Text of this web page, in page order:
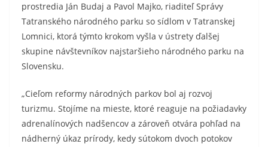
prostredia Ján Budaj a Pavol Majko, riaditeľ Správy
Tatranského národného parku so sídlom v Tatranskej
Lomnici, ktorá týmto krokom vyšla v ústrety ďalšej
skupine návštevníkov najstaršieho národného parku na
Slovensku.
„Cieľom reformy národných parkov bol aj rozvoj
turizmu. Stojíme na mieste, ktoré reaguje na požiadavky
adrenalínových nadšencov a zároveň otvára pohľad na
nádherný úkaz prírody, kedy sútokom dvoch potokov